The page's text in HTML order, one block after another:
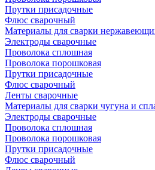
Прутки присадочные
Флюс сварочный
Материалы для сварки
Электроды сварочные
Проволока сплошная
Проволока порошковая
Прутки присадочные
Флюс сварочный
Ленты сварочные
Материалы для сварки чугуна и
Электроды сварочные
Проволока сплошная
Проволока порошковая
Прутки присадочные
Флюс сварочный